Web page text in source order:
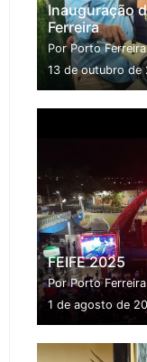
Inauguração
Ferreira
Por Porto
13 de outubro de
FEIFE 2025
Por Porto
1 de agosto de